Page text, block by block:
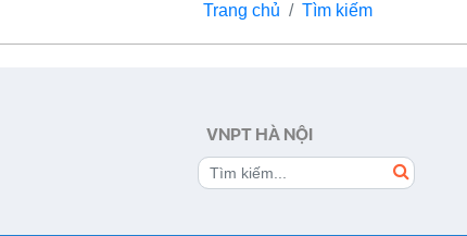
Trang chủ Tìm kiếm
VNPT HÀ NỘI